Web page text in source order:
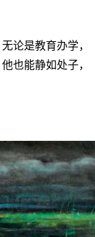
论是教育办学，
也能静如处子，